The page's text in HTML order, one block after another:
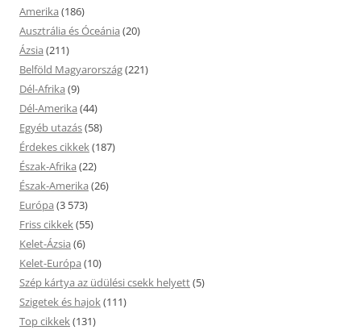
Amerika (186)
Ausztrália és Óceánia (20)
Ázsia (211)
Belföld Magyarország(221)
Dél-Afrika (9)
Dél-Amerika (44)
Egyéb utazás(58)
Érdekes cikkek(187)
Észak-Afrika (22)
Észak-Amerika (26)
Európa (3 573)
Friss cikkek(55)
Kelet-Ázsia (6)
Kelet-Európa (10)
Szép kártya az üdülési csekk helyett(5)
Szigetek és hajok(111)
Top cikkek(131)